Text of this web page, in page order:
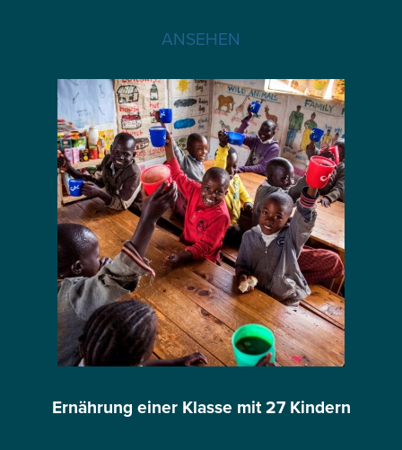
ANSEHEN
Ernährung einer Klasse mit 27 Kindern